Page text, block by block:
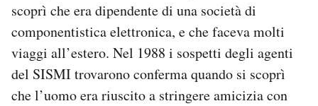
scoprì che era dipendente di una società di
componentistica elettronica, e che faceva molti
viaggi all’estero. Nel 1988 i sospetti degli agenti
del SISMI trovarono conferma quando si scoprì
che l’uomo era riuscito a stringere amicizia con